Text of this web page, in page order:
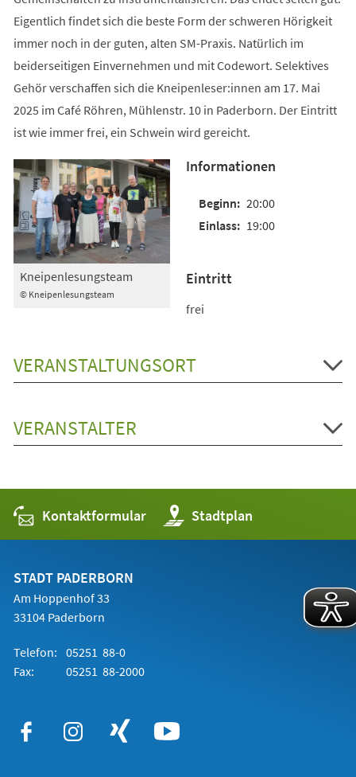
Eigentlich findet sich die beste Form der schweren Hörigkeit
immer noch in der guten, alten SM-Praxis. Natürlich im
beiderseitigen Einvernehmen und mit Codewort. Selektives
Gehör verschaffen sich die Kneipenleser:innen am 17. Mai
2025 im Café Röhren, Mühlenstr. 10 in Paderborn. Der Eintritt
ist wie immer frei, ein Schwein wird gereicht.
© Kneipenlesungsteam
Kneipenlesungsteam
Informationen
20:00
19:00
Eintritt
frei
VERANSTALTUNGSORT
VERANSTALTER
Kontaktformular Stadtplan
(Öffnet
in
einem
STADT PADERBORN
Am Hoppenhof 33
33104 Paderborn
Telefon: 05251 88-0
Fax:
05251 88-2000